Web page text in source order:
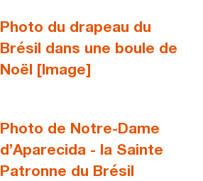
Photo du drapeau du
Brésil dans une boule de
Noël [Image]
Photo de Notre-Dame
d’Aparecida - la Sainte
Patronne du Brésil